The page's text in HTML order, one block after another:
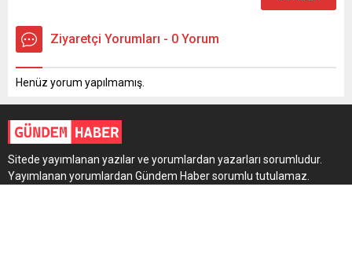
Ziyaretçi Yorumları - 0 Yorum
Henüz yorum yapılmamış.
Sitede yayımlanan yazılar ve yorumlardan yazarları sorumludur.
Yayımlanan yorumlardan Gündem Haber sorumlu tutulamaz.